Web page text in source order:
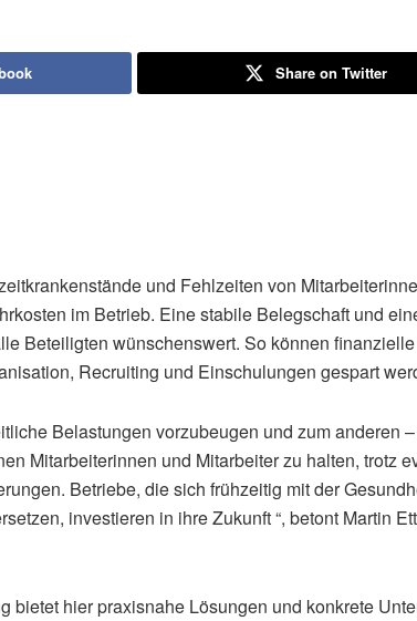
Share on Twitter
und Fehlzeiten von
im Betrieb. Eine stabile Belegschaft und
Beteiligten wünschenswert. So können
Recruiting und Einschulungen gespart
Belastungen vorzubeugen und zum anderen
Mitarbeiterinnen und Mitarbeiter zu halten, trotz
Betriebe, die sich frühzeitig mit der
investieren in ihre Zukunft “, betont Martin
bietet hier praxisnahe Lösungen und konkrete